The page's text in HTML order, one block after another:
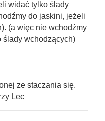
widać tylko ślady
do jaskini, jeżeli
(a więc nie wchodźmy
ślady wchodzących)
ze staczania się.
Lec